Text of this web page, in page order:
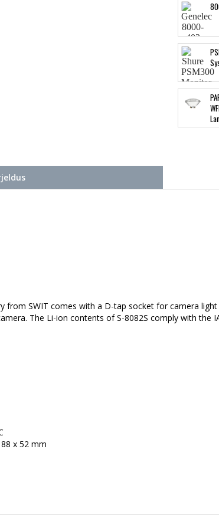
from SWIT comes with a D-tap socket for camera
The Li-ion contents of S-8082S comply with
x 52 mm